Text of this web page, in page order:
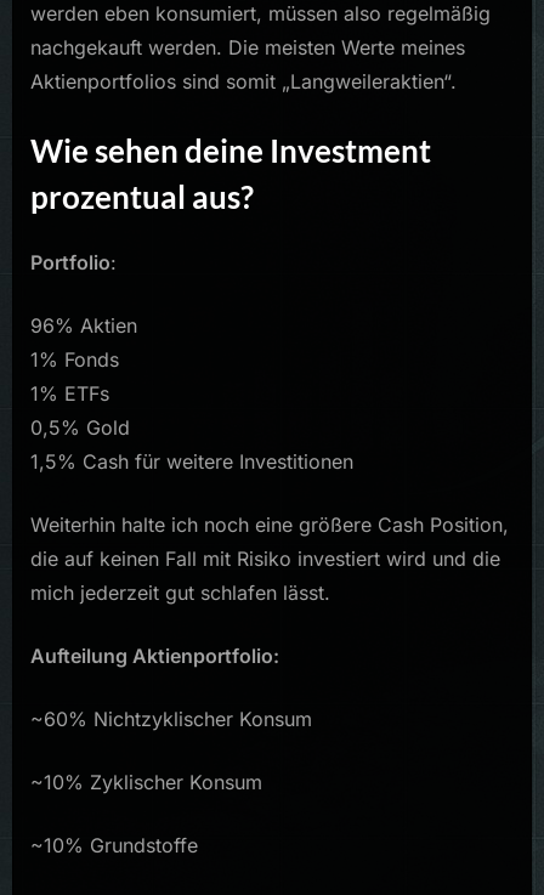
werden eben konsumiert, müssen also regelmäßig
nachgekauft werden. Die meisten Werte meines
Aktienportfolios sind somit „Langweileraktien“.
Wie sehen deine Investment
prozentual aus?
Portfolio:
96% Aktien
1% Fonds
1% ETFs
0,5% Gold
1,5% Cash für weitere Investitionen
Weiterhin halte ich noch eine größere Cash Position,
die auf keinen Fall mit Risiko investiert wird und die
mich jederzeit gut schlafen lässt.
Aufteilung Aktienportfolio:
~60% Nichtzyklischer Konsum
~10% Zyklischer Konsum
~10% Grundstoffe